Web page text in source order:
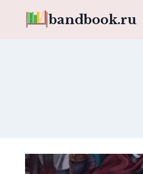
bandbook.ru